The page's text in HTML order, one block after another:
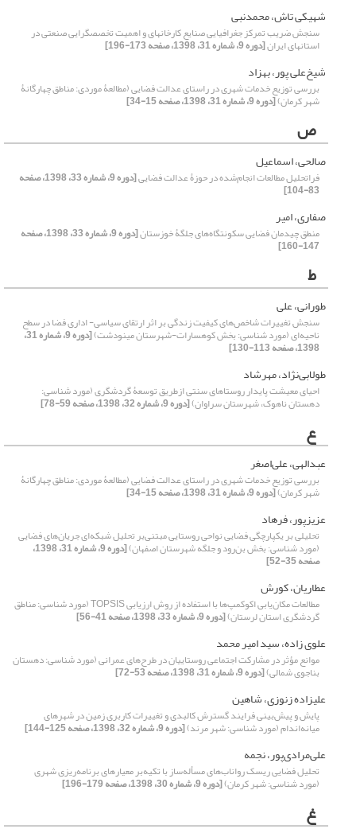
شهیکی تاش، محمدنبی
سنجش ضریب تمرکز جغرافیایی صنایع کارخانهای و اهمیت تخصصگرایی صنعتی در
استانهای ایران[دوره 9، شماره 31، 1398، صفحه 173-196]
شیخ‌‌علی پور، بهزاد
بررسی توزیع خدمات شهری در راستای عدالت فضایی (مطالعۀ موردی: مناطق چهارگانۀ
شهر کرمان)[دوره 9، شماره 31، 1398، صفحه 15-34]
ص
صالحی، اسماعیل
فراتحلیل مطالعات انجام‌‌‌‌شده در حوزۀ عدالت فضایی [دوره 9، شماره 33، 1398، صفحه
83-104]
صفاری، امیر
منطق چیدمان فضایی سکونتگاه‌‌های جلگۀ خوزستان [دوره 9، شماره 33، 1398، صفحه
147-160]
ط
طورانی، علی
سنجش تغییرات شاخص‌‌های کیفیت زندگی بر اثر ارتقای سیاسی- اداری فضا در سطح
ناحیه‌‌ای (مورد شناسی: بخش کوهسارات-شهرستان مینودشت) [دوره 9، شماره 31،
1398، صفحه 113-130]
طولابی‌‌‌نژاد، مهرشاد
احیای معیشت پایدار روستاهای سنتی ازطریق توسعۀ گردشگری (مورد شناسی:
دهستان ناهوک، شهرستان سراوان)[دوره 9، شماره 32، 1398، صفحه 59-78]
ع
عبدالهی، علی‌اصغر
بررسی توزیع خدمات شهری در راستای عدالت فضایی (مطالعۀ موردی: مناطق چهارگانۀ
شهر کرمان)[دوره 9، شماره 31، 1398، صفحه 15-34]
عزیزپور، فرهاد
تحلیلی بر یکپارچگی فضایی نواحی روستایی مبتنی‌بر تحلیل شبکه‌ای جریان‌های فضایی
(مورد شناسی: بخش بن‌رود و جلگه شهرستان اصفهان) [دوره 9، شماره 31، 1398،
صفحه 35-52]
عطاریان، کورش
مطالعات مکان‌‌یابی اکوکمپ‌‌ها با استفاده از روش ارزیابی TOPSIS (مورد شناسی: مناطق
گردشگری استان لرستان)[دوره 9، شماره 33، 1398، صفحه 41-56]
علوی زاده، سید امیر محمد
موانع مؤثر در مشارکت اجتماعی روستاییان در طرح‌‌های عمرانی (مورد شناسی: دهستان
بناجوی شمالی)[دوره 9، شماره 31، 1398، صفحه 53-72]
علیزاده زنوزی، شاهین
پایش و پیش‌بینی فرایند گسترش کالبدی و تغییرات کاربری زمین در شهرهای
میانه‌اندام (مورد شناسی: شهر مرند)[دوره 9، شماره 32، 1398، صفحه 125-144]
علی‌مرادی‌‌‌‌‌‌پور، نجمه
تحلیل فضایی ریسک رواناب‌‌های مسأله‌‌ساز با تکیه‌بر معیارهای برنامه‌‌ریزی شهری
(مورد شناسی: شهر کرمان)[دوره 9، شماره 30، 1398، صفحه 179-196]
غ